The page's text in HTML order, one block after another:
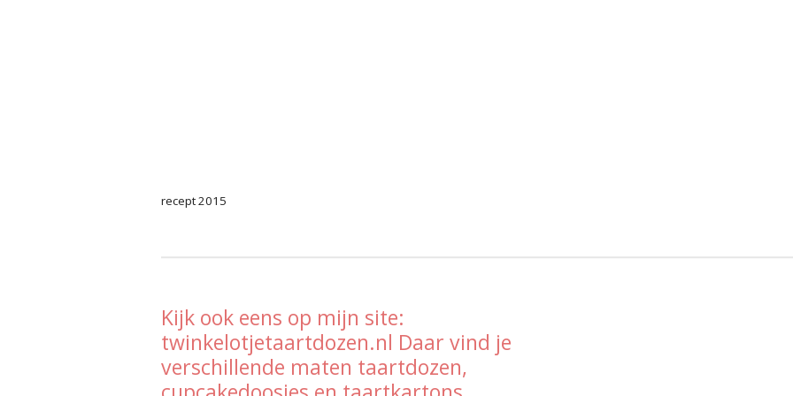
recept 2015
Kijk ook eens op mijn site:
twinkelotjetaartdozen.nl Daar vind je
verschillende maten taartdozen,